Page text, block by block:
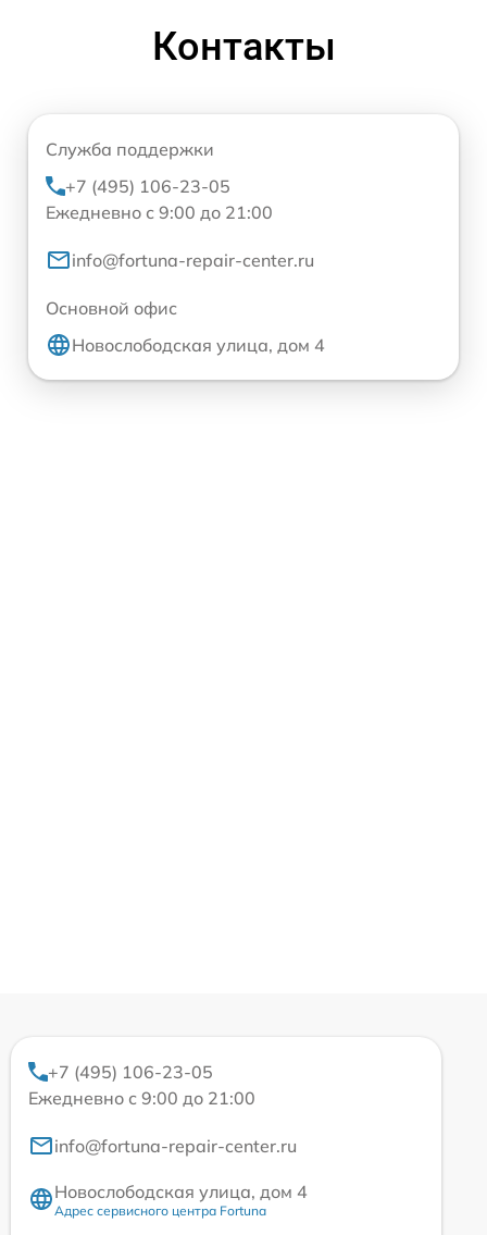
Контакты
Служба поддержки
+7 (495) 106-23-05
Ежедневно с 9:00 до 21:00
info@fortuna-repair-center.ru
Основной офис
Новослободская улица, дом 4
+7 (495) 106-23-05
Ежедневно с 9:00 до 21:00
info@fortuna-repair-center.ru
Новослободская улица, дом 4
Адрес сервисного центра Fortuna